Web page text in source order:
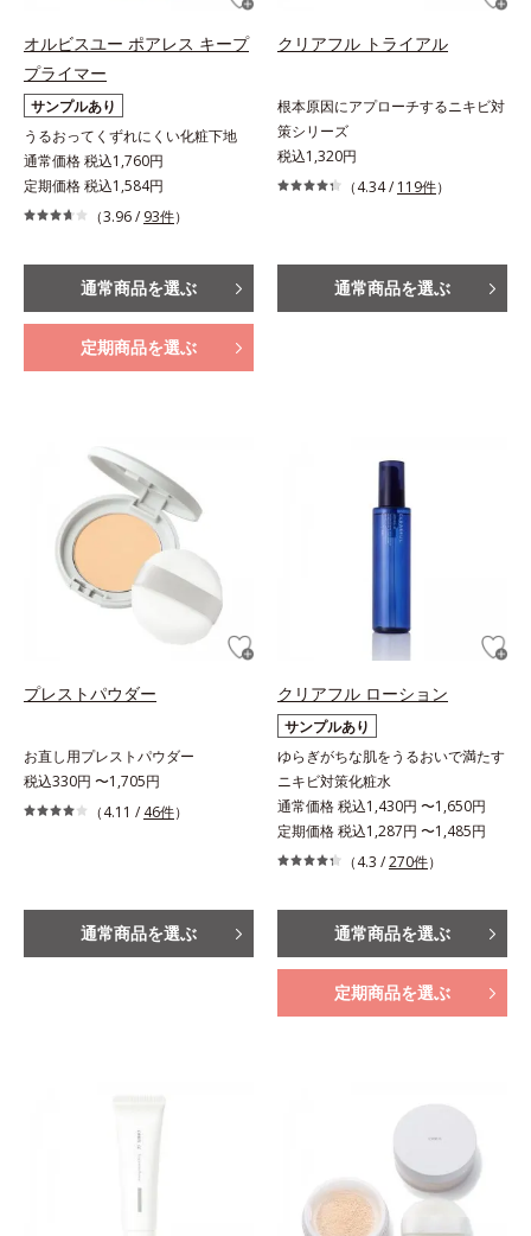
オルビスユー ポアレス キープ
プライマー
サンプルあり
うるおってくずれにくい化粧下地
通常価格 税込1,760円
定期価格 税込1,584円
（3.96 / 93件）
通常商品を選ぶ
定期商品を選ぶ
クリアフル トライアル
根本原因にアプローチするニキビ対
策シリーズ
税込1,320円
（4.34 / 119件）
通常商品を選ぶ
プレストパウダー
お直し用プレストパウダー
税込330円 〜1,705円
（4.11 / 46件）
通常商品を選ぶ
クリアフル ローション
サンプルあり
ゆらぎがちな肌をうるおいで満たす
ニキビ対策化粧水
通常価格 税込1,430円 〜1,650円
定期価格 税込1,287円 〜1,485円
（4.3 /270件）
通常商品を選ぶ
定期商品を選ぶ